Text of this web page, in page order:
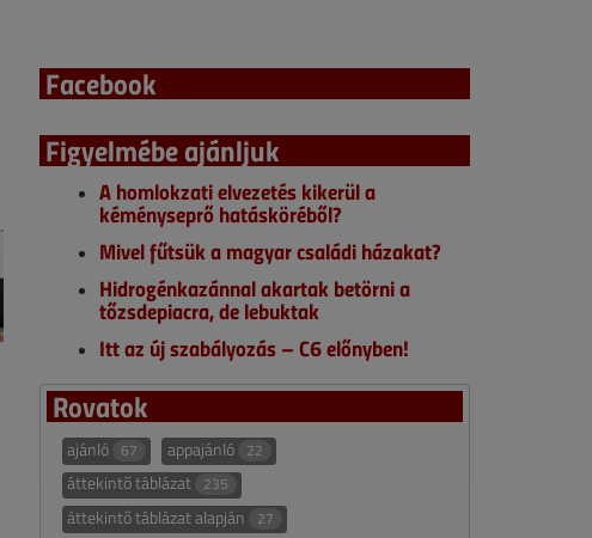
Facebook
Figyelmébe ajánljuk
A homlokzati elvezetés kikerül a
kéményseprő hatásköréből?
Mivel fűtsük a magyar családi házakat?
Hidrogénkazánnal akartak betörni a
tőzsdepiacra, de lebuktak
Itt az új szabályozás – C6 előnyben!
Rovatok
ajánló 67 appajánló 22
áttekintő táblázat 235
áttekintő táblázat alapján 27